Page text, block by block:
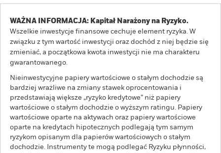
WAŻNA INFORMACJA: Kapitał Narażony na Ryzyko.
Wszelkie inwestycje finansowe cechuje element ryzyka. W
związku z tym wartość inwestycji oraz dochód z niej będzie się
zmieniać, a początkowa kwota inwestycji nie ma charakteru
gwarantowanego.
Nieinwestycyjne papiery wartościowe o stałym dochodzie są
bardziej wrażliwe na zmiany stawek oprocentowania i
przedstawiają większe „ryzyko kredytowe” niż papiery
wartościowe o stałym dochodzie o wyższym ratingu. Papiery
wartościowe oparte na aktywach oraz papiery wartościowe
oparte na kredytach hipotecznych podlegają tym samym
ryzykom opisanym dla papierów wartościowych o stałym
dochodzie. Instrumenty te mogą podlegać Ryzyku płynności,